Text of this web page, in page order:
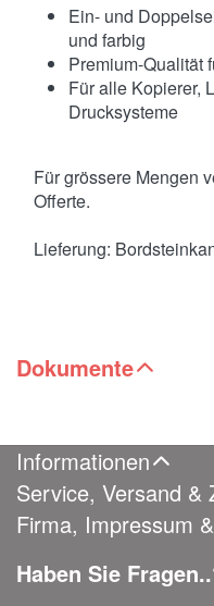
Ein- und
und farbig
Premium-Qualität
Für alle Kopierer,
Drucksysteme
Für grössere Mengen
Offerte.
Lieferung:
Dokumente
Informationen
Service, Versand &
Firma, Impressum
Haben Sie